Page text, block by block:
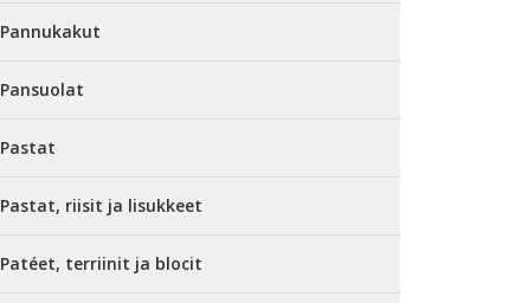
Pannukakut
Pansuolat
Pastat
Pastat, riisit ja lisukkeet
Patéet, terriinit ja blocit